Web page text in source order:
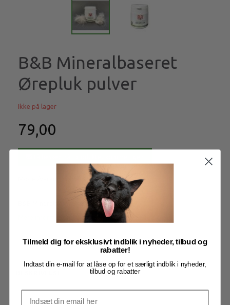
B&B Mineralbaseret
Ørepluk pulver
Ikke på lager
79,00
bb908232
B&B Mineralbaseret Ørepluk pulver
Tilmeld dig for eksklusivt indblik i nyheder, tilbud og
rabatter!
Indtast din e-mail for at låse op for et særligt indblik i nyheder,
tilbud og rabatter